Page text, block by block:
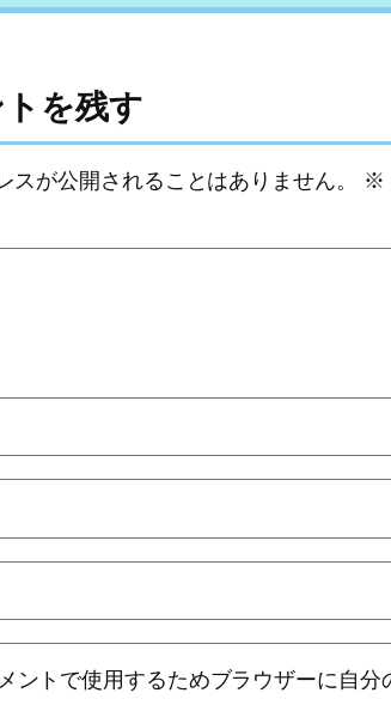
を残す
スが公開されることはありません。 ※
ントで使用するためブラウザーに自分